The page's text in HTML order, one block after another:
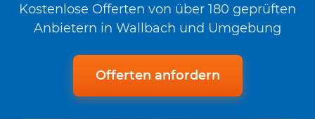
Kostenlose Offerten von über 180 geprüften
Anbietern in Wallbach und Umgebung
Offerten anfordern